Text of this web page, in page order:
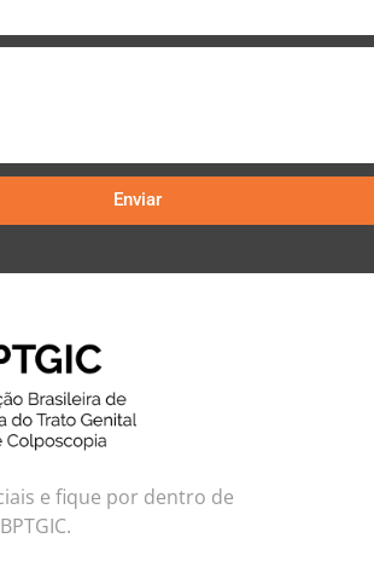
Enviar
e fique por dentro de